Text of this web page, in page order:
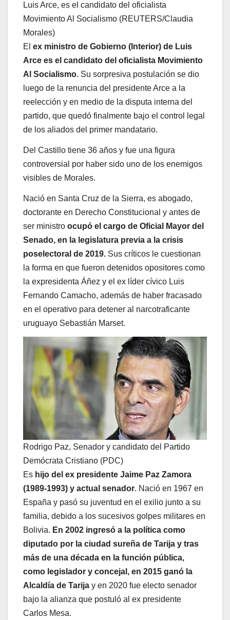
Luis Arce, es el candidato del oficialista
Movimiento Al Socialismo (REUTERS/Claudia
Morales)
El ex ministro de Gobierno (Interior) de Luis
Arce es el candidato del oficialista Movimiento
Al Socialismo. Su sorpresiva postulación se dio
luego de la renuncia del presidente Arce a la
reelección y en medio de la disputa interna del
partido, que quedó finalmente bajo el control legal
de los aliados del primer mandatario.
Del Castillo tiene 36 años y fue una figura
controversial por haber sido uno de los enemigos
visibles de Morales.
Nació en Santa Cruz de la Sierra, es abogado,
doctorante en Derecho Constitucional y antes de
ser ministro ocupó el cargo de Oficial Mayor del
Senado, en la legislatura previa a la crisis
poselectoral de 2019. Sus críticos le cuestionan
la forma en que fueron detenidos opositores como
la expresidenta Áñez y el ex líder cívico Luis
Fernando Camacho, además de haber fracasado
en el operativo para detener al narcotraficante
uruguayo Sebastián Marset.
Rodrigo Paz, Senador y candidato del Partido
Demócrata Cristiano (PDC)
Es hijo del ex presidente Jaime Paz Zamora
(1989-1993) y actual senador. Nació en 1967 en
España y pasó su juventud en el exilio junto a su
familia, debido a los sucesivos golpes militares en
Bolivia. En 2002 ingresó a la política como
diputado por la ciudad sureña de Tarija y tras
más de una década en la función pública,
como legislador y concejal, en 2015 ganó la
Alcaldía de Tarija y en 2020 fue electo senador
bajo la alianza que postuló al ex presidente
Carlos Mesa.